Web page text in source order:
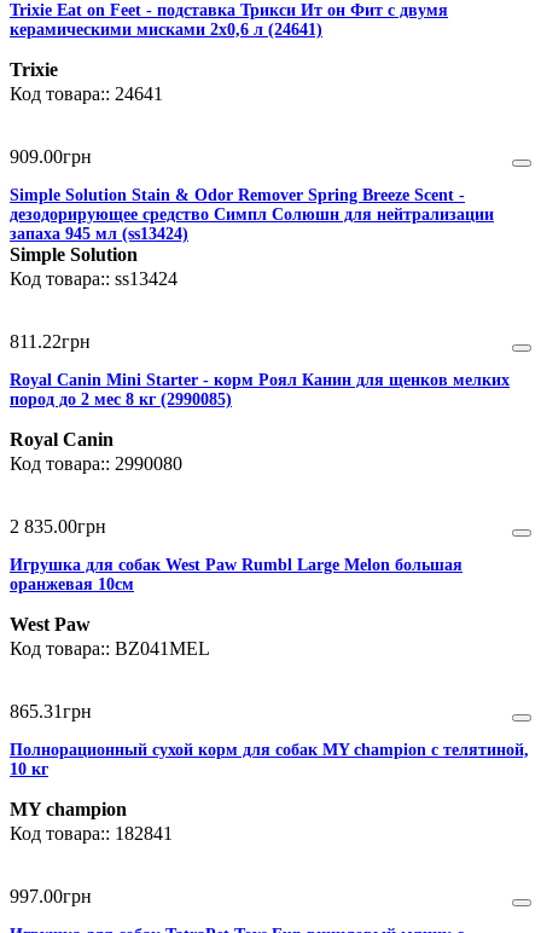
Trixie Eat on Feet - подставка Трикси Ит он Фит с двумя
керамическими мисками 2х0,6 л (24641)
Trixie
24641
909.00грн
Simple Solution Stain & Odor Remover Spring Breeze Scent -
дезодорирующее средство Симпл Солюшн для нейтрализации
запаха 945 мл (ss13424)
Simple Solution
ss13424
811 .22грн
Royal Canin Mini Starter - корм Роял Канин для щенков мелких
пород до 2 мес 8 кг (2990085)
Royal Canin
2990080
2 835.00грн
Игрушка для собак West Paw Rumbl Large Melon большая
оранжевая 10см
West Paw
BZ041MEL
865.31грн
Полнорационный сухой корм для собак MY champion с телятиной,
10 кг
MY champion
182841
997.00грн